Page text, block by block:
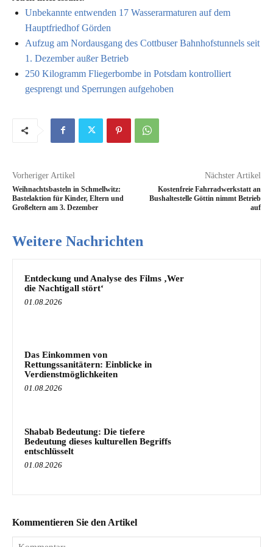
Unbekannte entwenden 17 Wasserarmaturen auf dem
Hauptfriedhof Görden
Aufzug am Nordausgang des Cottbuser Bahnhofstunnels seit
1. Dezember außer Betrieb
250 Kilogramm Fliegerbombe in Potsdam kontrolliert
gesprengt und Sperrungen aufgehoben
Vorheriger Artikel
Weihnachtsbasteln in Schmellwitz:
Bastelaktion für Kinder, Eltern und
Großeltern am 3. Dezember
Nächster Artikel
Kostenfreie Fahrradwerkstatt an
Bushaltestelle Göttin nimmt Betrieb
auf
Weitere Nachrichten
Entdeckung und Analyse des Films ‚Wer
die Nachtigall stört‘
01.08.2026
Das Einkommen von
Rettungssanitätern: Einblicke in
Verdienstmöglichkeiten
01.08.2026
Shabab Bedeutung: Die tiefere
Bedeutung dieses kulturellen Begriffs
entschlüsselt
01.08.2026
Kommentieren Sie den Artikel